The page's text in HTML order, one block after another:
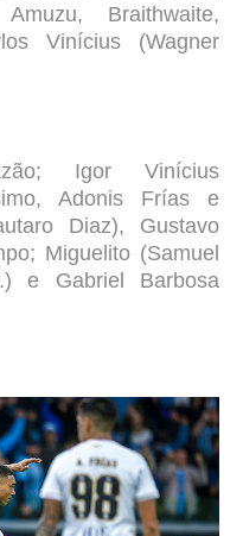
Braithwaite,
Vinícius (Wagner
Igor Vinícius
Adonis Frías e
Diaz), Gustavo
Miguelito (Samuel
e Gabriel Barbosa